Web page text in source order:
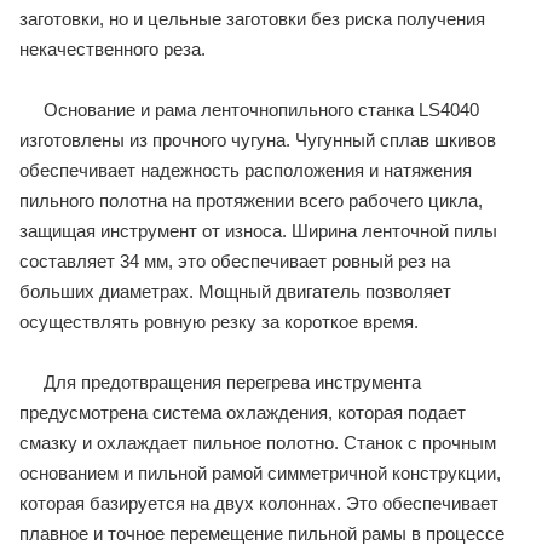
заготовки, но и цельные заготовки без риска получения
некачественного реза.
Основание и рама ленточнопильного станка LS4040
изготовлены из прочного чугуна. Чугунный сплав шкивов
обеспечивает надежность расположения и натяжения
пильного полотна на протяжении всего рабочего цикла,
защищая инструмент от износа. Ширина ленточной пилы
составляет 34 мм, это обеспечивает ровный рез на
больших диаметрах. Мощный двигатель позволяет
осуществлять ровную резку за короткое время.
Для предотвращения перегрева инструмента
предусмотрена система охлаждения, которая подает
смазку и охлаждает пильное полотно. Станок с прочным
основанием и пильной рамой симметричной конструкции,
которая базируется на двух колоннах. Это обеспечивает
плавное и точное перемещение пильной рамы в процессе